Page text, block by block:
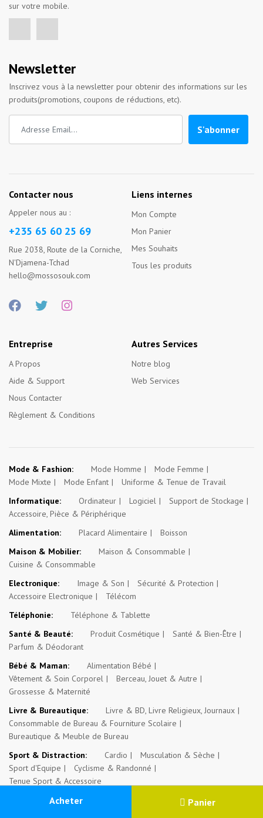
Acheter Panier
sur votre mobile.
Newsletter
Inscrivez vous à la newsletter pour obtenir des informations sur les
produits(promotions, coupons de réductions, etc).
S'abonner
Contacter nous
Appeler nous au :
+235 65 60 25 69
Rue 2038, Route de la Corniche,
N'Djamena-Tchad
hello@mossosouk.com
Liens internes
Mon Compte
Mon Panier
Mes Souhaits
Tous les produits
Entreprise
A Propos
Aide & Support
Nous Contacter
Règlement & Conditions
Autres Services
Notre blog
Web Services
Mode & Fashion: Mode Homme
Mode Femme
Mode Mixte
Mode Enfant
Uniforme & Tenue de Travail
Informatique:
Ordinateur Logiciel
Support de Stockage
Accessoire, Pièce & Périphérique
Alimentation:
Placard Alimentaire
Boisson
Maison & Mobilier:
Maison & Consommable
Cuisine & Consommable
Electronique:
Image & Son
Sécurité & Protection
Accessoire Electronique
Télécom
Téléphonie:
Téléphone & Tablette
Santé & Beauté:
Produit Cosmétique
Santé & Bien-Être
Parfum & Déodorant
Bébé & Maman:
Alimentation Bébé
Vêtement & Soin Corporel
Berceau, Jouet & Autre
Grossesse & Maternité
Livre & Bureautique:
Livre & BD, Livre Religieux, Journaux
Consommable de Bureau & Fourniture Scolaire
Bureautique & Meuble de Bureau
Sport & Distraction:
Cardio
Musculation & Sèche
Sport d'Equipe
Cyclisme & Randonné
Tenue Sport & Accessoire
Sac & Valise:
Sac
Valise & Sac de Voyage